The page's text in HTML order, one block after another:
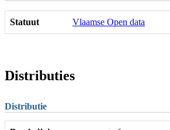
Statuut Vlaamse Open data
Distributies
Distributie